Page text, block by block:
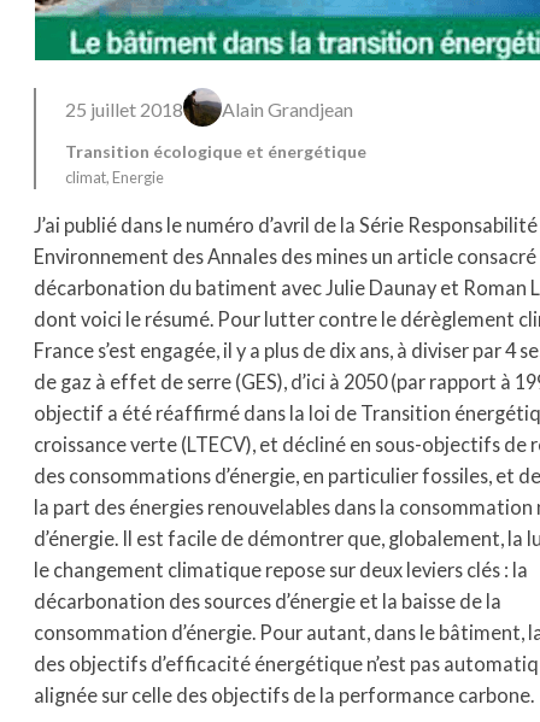
25 juillet 2018 Alain Grandjean
Transition écologique et énergétique
climat, Energie
J’ai publié dans le numéro d’avril de la Série
Environnement des Annales des mines un article consacré
décarbonation du batiment avec Julie Daunay et Roman
dont voici le résumé. Pour lutter contre le dérèglement
France s’est engagée, il y a plus de dix ans, à diviser par 4
de gaz à effet de serre (GES), d’ici à 2050 (par rapport à
objectif a été réaffirmé dans la loi de Transition
croissance verte (LTECV), et décliné en sous-objectifs de
des consommations d’énergie, en particulier fossiles, et
la part des énergies renouvelables dans la consommation
d’énergie. Il est facile de démontrer que, globalement, la
le changement climatique repose sur deux leviers clés : la
décarbonation des sources d’énergie et la baisse de la
consommation d’énergie. Pour autant, dans le bâtiment,
des objectifs d’efficacité énergétique n’est pas
alignée sur celle des objectifs de la performance carbone.